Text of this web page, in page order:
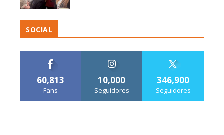
SOCIAL
60,813
Fans
10,000
Seguidores
346,900
Seguidores